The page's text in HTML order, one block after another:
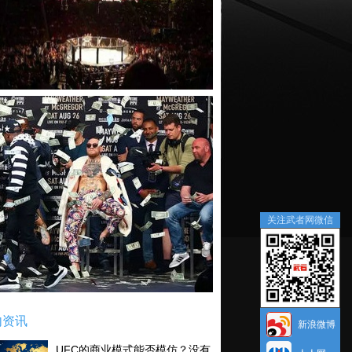
讯
关注武者网微信
新浪微博